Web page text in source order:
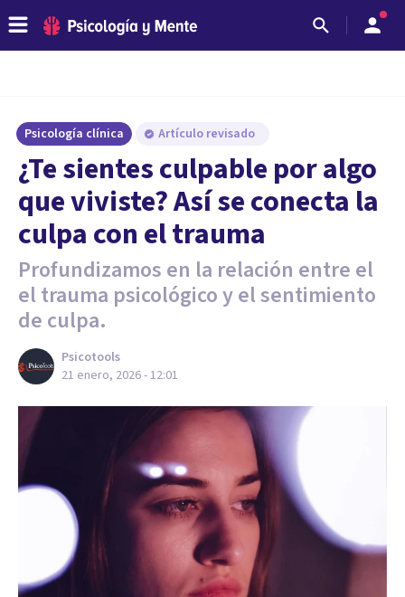
Psicología clínica Artículo revisado
¿Te sientes culpable por algo
que viviste? Así se conecta la
culpa con el trauma
Profundizamos en la relación entre el
el trauma psicológico y el sentimiento
de culpa.
Psicotools
21 enero, 2026 - 12:01